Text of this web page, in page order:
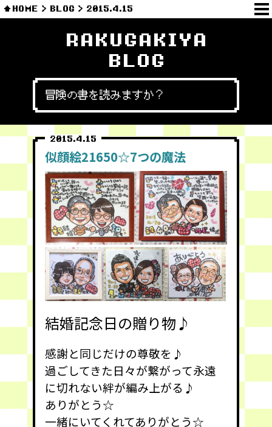
HOME BLOG 2015.4.15
RAKUGAKIYA
BLOG
冒険の書を読みますか？
2015.4.15
似顔絵21650☆7つの魔法
結婚記念日の贈り物♪
感謝と同じだけの尊敬を♪
過ごしてきた日々が繋がって永遠
に切れない絆が編み上がる♪
ありがとう☆
一緒にいてくれてありがとう☆